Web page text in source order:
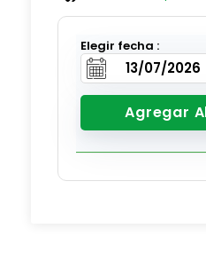
Elegir fecha :
Agregar